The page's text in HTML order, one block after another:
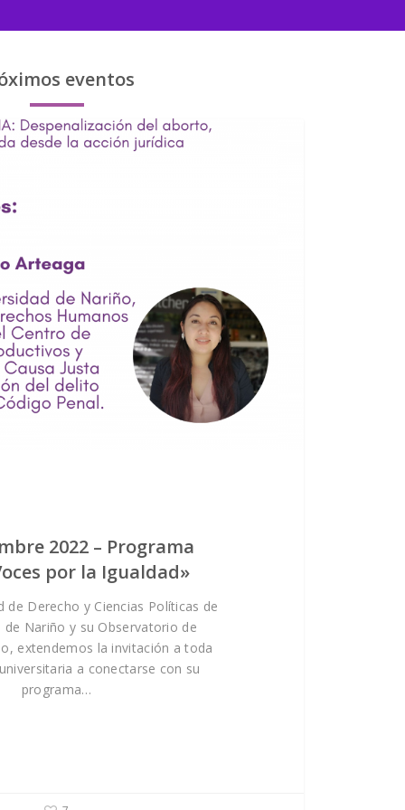
eventos
2022 – Programa
por la Igualdad»
de Derecho y Ciencias Políticas de
de Nariño y su Observatorio de
extendemos la invitación a toda
a conectarse con su
programa…